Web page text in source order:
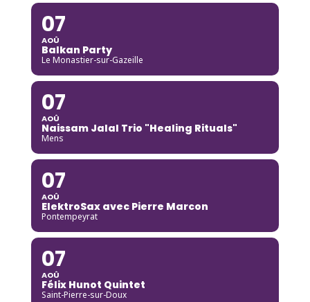
07
AOÛ
Balkan Party
Le Monastier-sur-Gazeille
07
AOÛ
Naissam Jalal Trio "Healing Rituals"
Mens
07
AOÛ
ElektroSax avec Pierre Marcon
Pontempeyrat
07
AOÛ
Félix Hunot Quintet
Saint-Pierre-sur-Doux